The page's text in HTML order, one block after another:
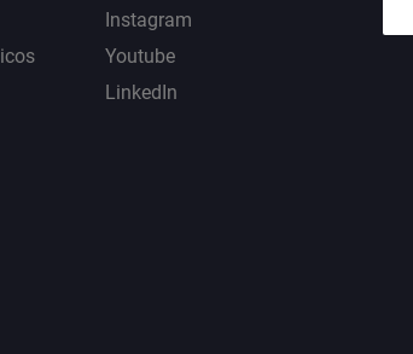
Instagram
Youtube
LinkedIn